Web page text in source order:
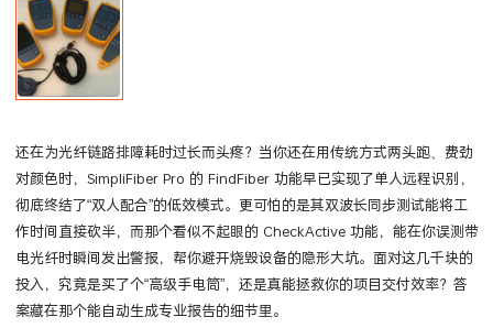
还在为光纤链路排障耗时过长而头疼？当你还在用传统方式两头跑、费劲
对颜色时，SimpliFiber Pro 的 FindFiber 功能早已实现了单人远程识别，
彻底终结了“双人配合”的低效模式。更可怕的是其双波长同步测试能将工
作时间直接砍半，而那个看似不起眼的 CheckActive 功能，能在你误测带
电光纤时瞬间发出警报，帮你避开烧毁设备的隐形大坑。面对这几千块的
投入，究竟是买了个“高级手电筒”，还是真能拯救你的项目交付效率？答
案藏在那个能自动生成专业报告的细节里。